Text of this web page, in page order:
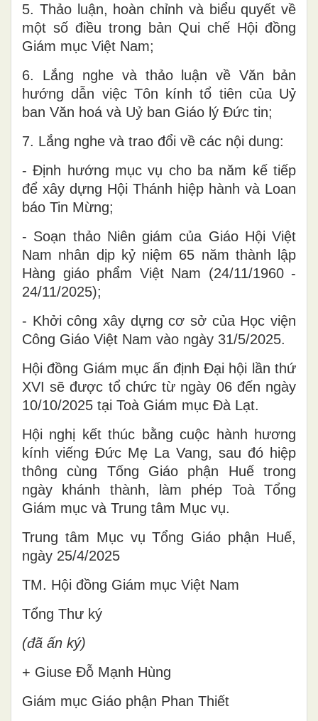
5. Thảo luận, hoàn chỉnh và biểu quyết về
một số điều trong bản Qui chế Hội đồng
Giám mục Việt Nam;
6. Lắng nghe và thảo luận về Văn bản
hướng dẫn việc Tôn kính tổ tiên của Uỷ
ban Văn hoá và Uỷ ban Giáo lý Đức tin;
7. Lắng nghe và trao đổi về các nội dung:
- Định hướng mục vụ cho ba năm kế tiếp
để xây dựng Hội Thánh hiệp hành và Loan
báo Tin Mừng;
- Soạn thảo Niên giám của Giáo Hội Việt
Nam nhân dịp kỷ niệm 65 năm thành lập
Hàng giáo phẩm Việt Nam (24/11/1960 -
24/11/2025);
- Khởi công xây dựng cơ sở của Học viện
Công Giáo Việt Nam vào ngày 31/5/2025.
Hội đồng Giám mục ấn định Đại hội lần thứ
XVI sẽ được tổ chức từ ngày 06 đến ngày
10/10/2025 tại Toà Giám mục Đà Lạt.
Hội nghị kết thúc bằng cuộc hành hương
kính viếng Đức Mẹ La Vang, sau đó hiệp
thông cùng Tống Giáo phận Huế trong
ngày khánh thành, làm phép Toà Tổng
Giám mục và Trung tâm Mục vụ.
Trung tâm Mục vụ Tổng Giáo phận Huế,
ngày 25/4/2025
TM. Hội đồng Giám mục Việt Nam
Tổng Thư ký
(đã ấn ký)
+ Giuse Đỗ Mạnh Hùng
Giám mục Giáo phận Phan Thiết